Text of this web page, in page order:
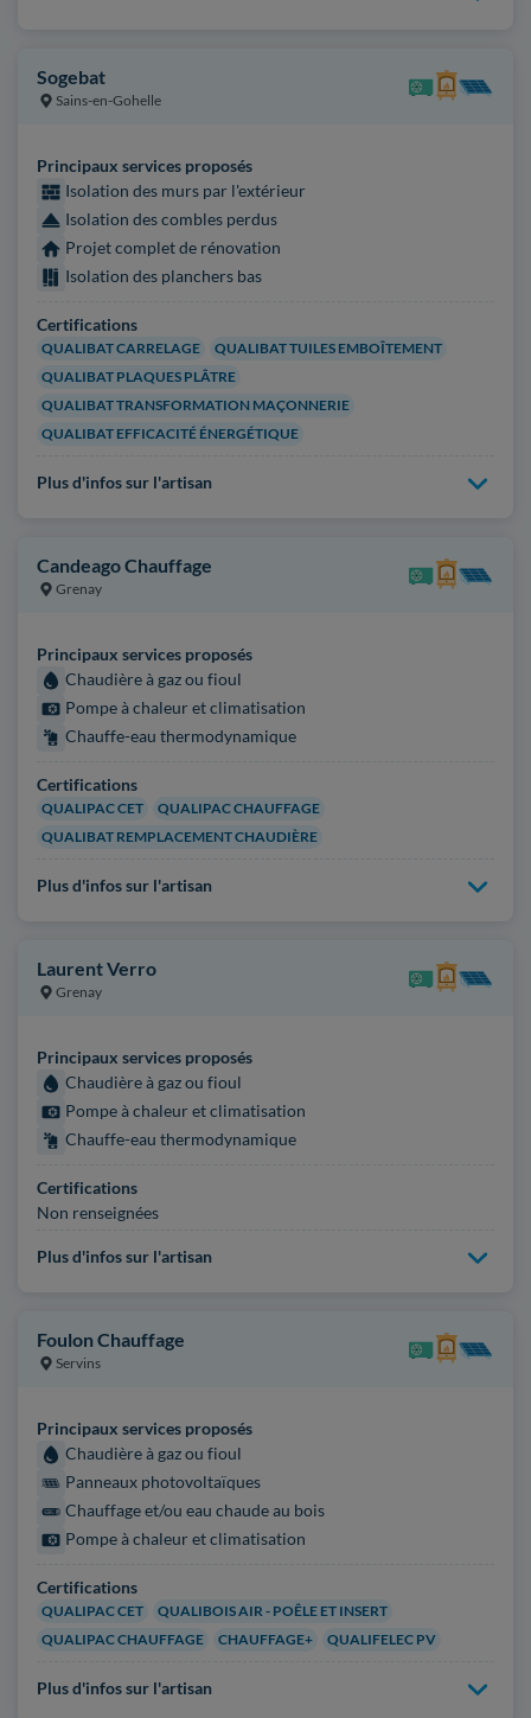
Sogebat
Sains-en-Gohelle
Principaux services proposés
Isolation des murs par l'extérieur
Isolation des combles perdus
Projet complet de rénovation
Isolation des planchers bas
Certifications
QUALIBAT CARRELAGE
QUALIBAT TUILES EMBOÎTEMENT
QUALIBAT PLAQUES PLÂTRE
QUALIBAT TRANSFORMATION MAÇONNERIE
QUALIBAT EFFICACITÉ ÉNERGÉTIQUE
Plus d'infos sur l'artisan
Candeago Chauffage
Grenay
Principaux services proposés
Chaudière à gaz ou fioul
Pompe à chaleur et climatisation
Chauffe-eau thermodynamique
Certifications
QUALIPAC CET
QUALIPAC CHAUFFAGE
QUALIBAT REMPLACEMENT CHAUDIÈRE
Plus d'infos sur l'artisan
Laurent Verro
Grenay
Principaux services proposés
Chaudière à gaz ou fioul
Pompe à chaleur et climatisation
Chauffe-eau thermodynamique
Certifications
Non renseignées
Plus d'infos sur l'artisan
Foulon Chauffage
Servins
Principaux services proposés
Chaudière à gaz ou fioul
Panneaux photovoltaïques
Chauffage et/ou eau chaude au bois
Pompe à chaleur et climatisation
Certifications
QUALIPAC CET
QUALIBOIS AIR - POÊLE ET INSERT
QUALIPAC CHAUFFAGE
CHAUFFAGE+ QUALIFELEC PV
Plus d'infos sur l'artisan